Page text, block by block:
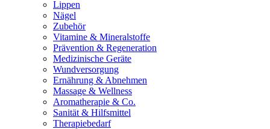
Lippen
Nägel
Zubehör
Vitamine & Mineralstoffe
Prävention & Regeneration
Medizinische Geräte
Wundversorgung
Ernährung & Abnehmen
Massage & Wellness
Aromatherapie & Co.
Sanität & Hilfsmittel
Therapiebedarf